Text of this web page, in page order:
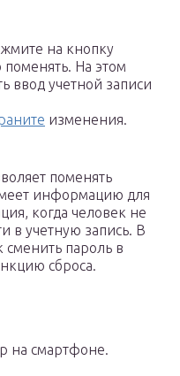
на кнопку
На этом
ввод учетной записи
изменения.
поменять
информацию для
когда человек не
в учетную запись. В
сменить пароль в
сброса.
на смартфоне.